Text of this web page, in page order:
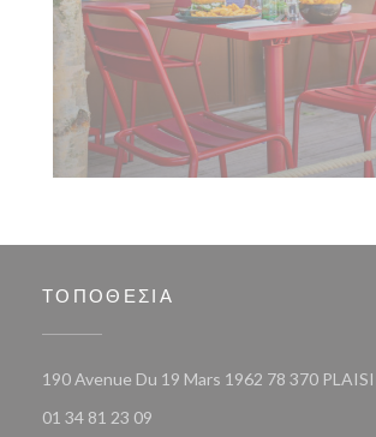
ΤΟΠΟΘΕΣΊΑ
190 Avenue Du 19 Mars 1962 78 370
01 34 81 23 09